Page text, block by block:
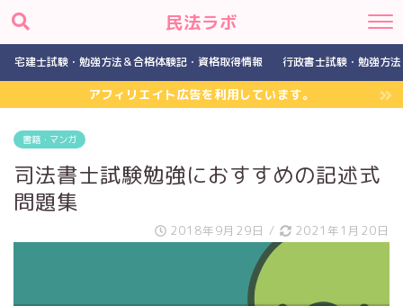
民法ラボ
宅建士試験・勉強方法＆合格体験記・資格取得情報 行政書士試験・勉強方
アフィリエイト広告を利用しています。
書籍・マンガ
司法書士試験勉強におすすめの記述式
問題集
2018年9月29日 / 2021年1月20日